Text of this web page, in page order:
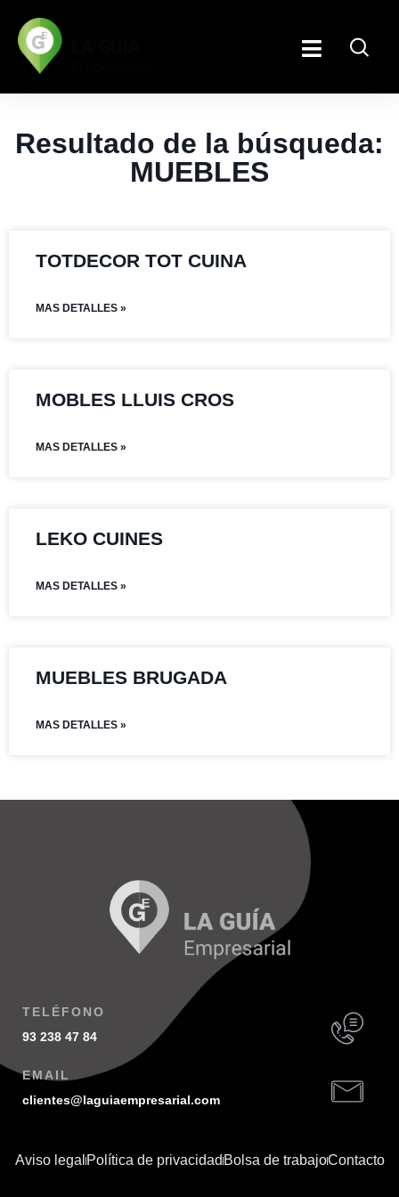
Resultado de la búsqueda:
MUEBLES
TOTDECOR TOT CUINA
MAS DETALLES »
MOBLES LLUIS CROS
MAS DETALLES »
LEKO CUINES
MAS DETALLES »
MUEBLES BRUGADA
MAS DETALLES »
TELÉFONO
93 238 47 84
EMAIL
clientes@laguiaempresarial.com
Aviso legal Política de privacidadBolsa de trabajoContacto